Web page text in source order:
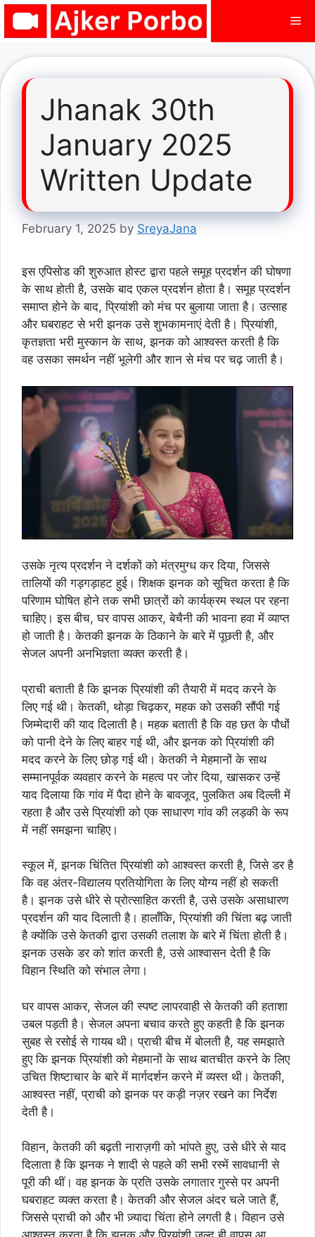
Skip
Jhanak 30th
January 2025
Written Update
February 1, 2025 by SreyaJana
इस एपिसोड की शुरुआत होस्ट द्वारा पहले समूह प्रदर्शन की घोषणा
के साथ होती है, उसके बाद एकल प्रदर्शन होता है। समूह प्रदर्शन
समाप्त होने के बाद, प्रियांशी को मंच पर बुलाया जाता है। उत्साह
और घबराहट से भरी झनक उसे शुभकामनाएं देती है। प्रियांशी,
कृतज्ञता भरी मुस्कान के साथ, झनक को आश्वस्त करती है कि
वह उसका समर्थन नहीं भूलेगी और शान से मंच पर चढ़ जाती है।
उसके नृत्य प्रदर्शन ने दर्शकों को मंत्रमुग्ध कर दिया, जिससे
तालियों की गड़गड़ाहट हुई। शिक्षक झनक को सूचित करता है कि
परिणाम घोषित होने तक सभी छात्रों को कार्यक्रम स्थल पर रहना
चाहिए। इस बीच, घर वापस आकर, बेचैनी की भावना हवा में व्याप्त
हो जाती है। केतकी झनक के ठिकाने के बारे में पूछती है, और
सेजल अपनी अनभिज्ञता व्यक्त करती है।
प्राची बताती है कि झनक प्रियांशी की तैयारी में मदद करने के
लिए गई थी। केतकी, थोड़ा चिढ़कर, महक को उसकी सौंपी गई
जिम्मेदारी की याद दिलाती है। महक बताती है कि वह छत के पौधों
को पानी देने के लिए बाहर गई थी, और झनक को प्रियांशी की
मदद करने के लिए छोड़ गई थी। केतकी ने मेहमानों के साथ
सम्मानपूर्वक व्यवहार करने के महत्व पर जोर दिया, खासकर उन्हें
याद दिलाया कि गांव में पैदा होने के बावजूद, पुलकित अब दिल्ली में
रहता है और उसे प्रियांशी को एक साधारण गांव की लड़की के रूप
में नहीं समझना चाहिए।
स्कूल में, झनक चिंतित प्रियांशी को आश्वस्त करती है, जिसे डर है
कि वह अंतर-विद्यालय प्रतियोगिता के लिए योग्य नहीं हो सकती
है। झनक उसे धीरे से प्रोत्साहित करती है, उसे उसके असाधारण
प्रदर्शन की याद दिलाती है। हालाँकि, प्रियांशी की चिंता बढ़ जाती
है क्योंकि उसे केतकी द्वारा उसकी तलाश के बारे में चिंता होती है।
झनक उसके डर को शांत करती है, उसे आश्वासन देती है कि
विहान स्थिति को संभाल लेगा।
घर वापस आकर, सेजल की स्पष्ट लापरवाही से केतकी की हताशा
उबल पड़ती है। सेजल अपना बचाव करते हुए कहती है कि झनक
सुबह से रसोई से गायब थी। प्राची बीच में बोलती है, यह समझाते
हुए कि झनक प्रियांशी को मेहमानों के साथ बातचीत करने के लिए
उचित शिष्टाचार के बारे में मार्गदर्शन करने में व्यस्त थी। केतकी,
आश्वस्त नहीं, प्राची को झनक पर कड़ी नज़र रखने का निर्देश
देती है।
विहान, केतकी की बढ़ती नाराज़गी को भांपते हुए, उसे धीरे से याद
दिलाता है कि झनक ने शादी से पहले की सभी रस्में सावधानी से
पूरी की थीं। वह झनक के प्रति उसके लगातार गुस्से पर अपनी
घबराहट व्यक्त करता है। केतकी और सेजल अंदर चले जाते हैं,
जिससे प्राची को और भी ज़्यादा चिंता होने लगती है। विहान उसे